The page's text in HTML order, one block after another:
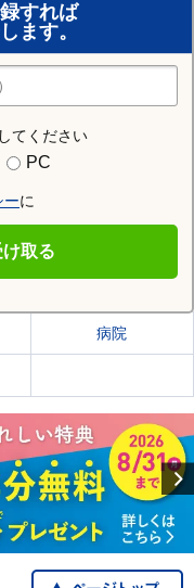
すれば
ます。
てください
PC
ーに
取る
病院